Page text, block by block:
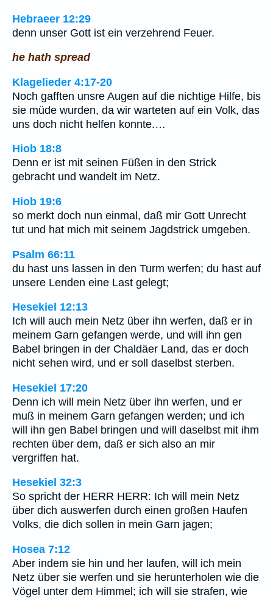
Hebraeer 12:29
denn unser Gott ist ein verzehrend Feuer.
he hath spread
Klagelieder 4:17-20
Noch gafften unsre Augen auf die nichtige Hilfe, bis
sie müde wurden, da wir warteten auf ein Volk, das
uns doch nicht helfen konnte.…
Hiob 18:8
Denn er ist mit seinen Füßen in den Strick
gebracht und wandelt im Netz.
Hiob 19:6
so merkt doch nun einmal, daß mir Gott Unrecht
tut und hat mich mit seinem Jagdstrick umgeben.
Psalm 66:11
du hast uns lassen in den Turm werfen; du hast auf
unsere Lenden eine Last gelegt;
Hesekiel 12:13
Ich will auch mein Netz über ihn werfen, daß er in
meinem Garn gefangen werde, und will ihn gen
Babel bringen in der Chaldäer Land, das er doch
nicht sehen wird, und er soll daselbst sterben.
Hesekiel 17:20
Denn ich will mein Netz über ihn werfen, und er
muß in meinem Garn gefangen werden; und ich
will ihn gen Babel bringen und will daselbst mit ihm
rechten über dem, daß er sich also an mir
vergriffen hat.
Hesekiel 32:3
So spricht der HERR HERR: Ich will mein Netz
über dich auswerfen durch einen großen Haufen
Volks, die dich sollen in mein Garn jagen;
Hosea 7:12
Aber indem sie hin und her laufen, will ich mein
Netz über sie werfen und sie herunterholen wie die
Vögel unter dem Himmel; ich will sie strafen, wie